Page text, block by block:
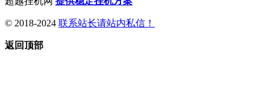
© 2018-2024 联系站长请站内私信！
返回顶部